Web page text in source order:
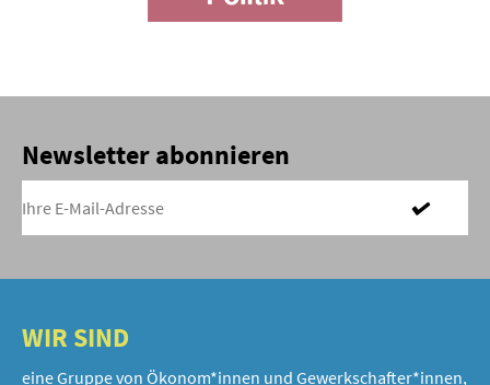
Newsletter abonnieren
WIR SIND
eine Gruppe von Ökonom*innen und Gewerkschafter*innen,